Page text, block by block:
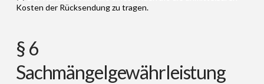
Kosten der Rücksendung zu tragen.
§ 6
Sachmängelgewährleistung